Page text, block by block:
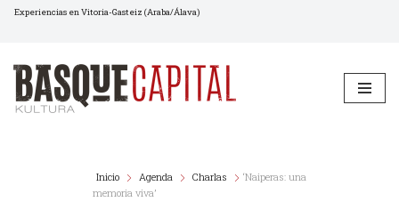
al
contenido
Experiencias en Vitoria-Gasteiz (Araba/Álava)
Inicio Agenda Charlas
‘Naiperas: una
memoria viva’